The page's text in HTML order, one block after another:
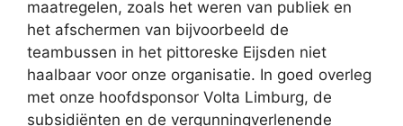
maatregelen, zoals het weren van publiek en
het afschermen van bijvoorbeeld de
teambussen in het pittoreske Eijsden niet
haalbaar voor onze organisatie. In goed overleg
met onze hoofdsponsor Volta Limburg, de
subsidiënten en de vergunningverlenende